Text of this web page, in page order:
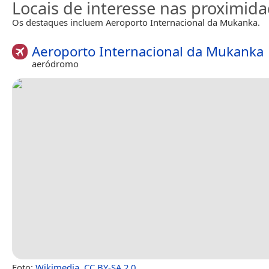
Locais de interesse nas
Os destaques incluem Aeroporto Internacional da Mukanka.
Aeroporto Internacional da Mukanka
aeródromo